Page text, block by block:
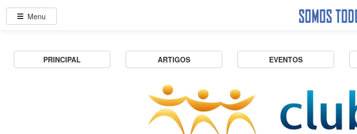
PRINCIPAL ARTIGOS EVENTOS
Menu